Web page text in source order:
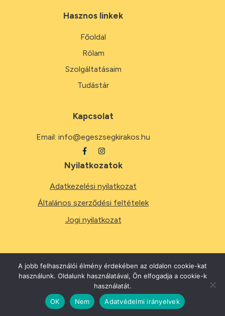
Hasznos linkek
Főoldal
Rólam
Szolgáltatásaim
Tudástár
Kapcsolat
Email: info@egeszsegkirakos.hu
Nyilatkozatok
Adatkezelési nyilatkozat
Általános szerződési feltételek
Jogi nyilatkozat
2026Minden jog fenntartva.
A jobb felhasználói élmény érdekében az oldalon cookie-kat
használunk. Oldalunk használatával, Ön elfogadja a cookie-k
használatát.
OK
Nem Adatvédelmi irányelvek